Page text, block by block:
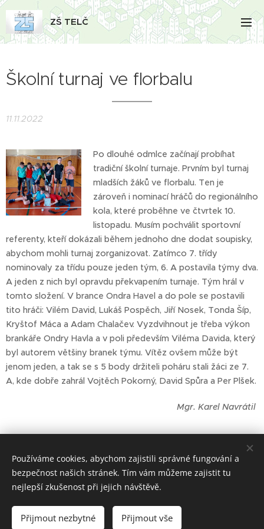
ZŠ TELČ
Školní turnaj ve florbalu
11.11.2022
Po dlouhé odmlce začínají probíhat
tradiční školní turnaje. Prvním byl turnaj
mladších žáků ve florbalu. Ten je
zároveň i nominací hráčů do regionálního
kola, které proběhne ve čtvrtek 10.
listopadu. Musím pochválit sportovní
referenty, kteří dokázali během jednoho dne dodat soupisky,
abychom mohli turnaj zorganizovat. Zatímco 7. třídy
nominovaly za třídu pouze jeden tým, 6. A postavila týmy dva.
A jeden z nich byl opravdu překvapením turnaje. Tým hrál v
tomto složení. V brance Ondra Havel a do pole se postavili
tito hráči: Vilém David, Lukáš Pospěch, Jiří Nosek, Tonda Šíp,
Kryštof Máca a Adam Chalačev. Vyzdvihnout je třeba výkon
brankáře Ondry Havla a v poli především Viléma Davida, který
byl autorem většiny branek týmu. Vítěz ovšem může být
jenom jeden, a tak se s 5 body držiteli poháru stali žáci ze 7.
A, kde dobře zahrál Vojtěch Pokorný, David Spůra a Per Plšek.
Mgr. Karel Navrátil
Školní turnaj ve florbalu ml. žáků
ZŠ Telč - bloxx.cz
Používáme cookies, abychom zajistili správné fungování a
bezpečnost našich stránek. Tím vám můžeme zajistit tu
nejlepší zkušenost při jejich návštěvě.
Přijmout nezbytné Přijmout vše